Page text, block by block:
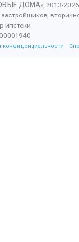
ДОМА», 2013-2026
ипотеки
конфиденциальности